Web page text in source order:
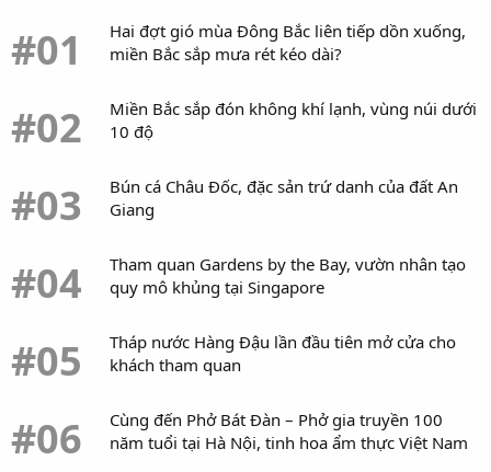
#01
Hai đợt gió mùa Đông Bắc liên tiếp dồn xuống,
miền Bắc sắp mưa rét kéo dài?
#02
Miền Bắc sắp đón không khí lạnh, vùng núi dưới
10 độ
#03
Bún cá Châu Đốc, đặc sản trứ danh của đất An
Giang
#04
Tham quan Gardens by the Bay, vườn nhân tạo
quy mô khủng tại Singapore
#05
Tháp nước Hàng Đậu lần đầu tiên mở cửa cho
khách tham quan
#06
Cùng đến Phở Bát Đàn – Phở gia truyền 100
năm tuổi tại Hà Nội, tinh hoa ẩm thực Việt Nam